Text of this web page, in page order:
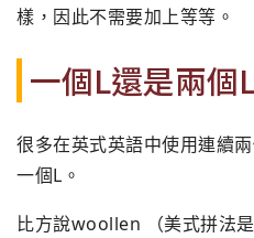
樣，因此不需要加上等等。
一個L還是兩個
很多在英式英語中使用連續
一個L。
比方說woollen （美式拼法